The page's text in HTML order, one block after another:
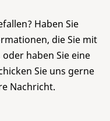
Haben Sie
die Sie mit
haben Sie eine
Sie uns gerne
Nachricht.